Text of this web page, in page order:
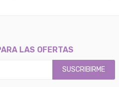
LAS OFERTAS
SUSCRIBIRME